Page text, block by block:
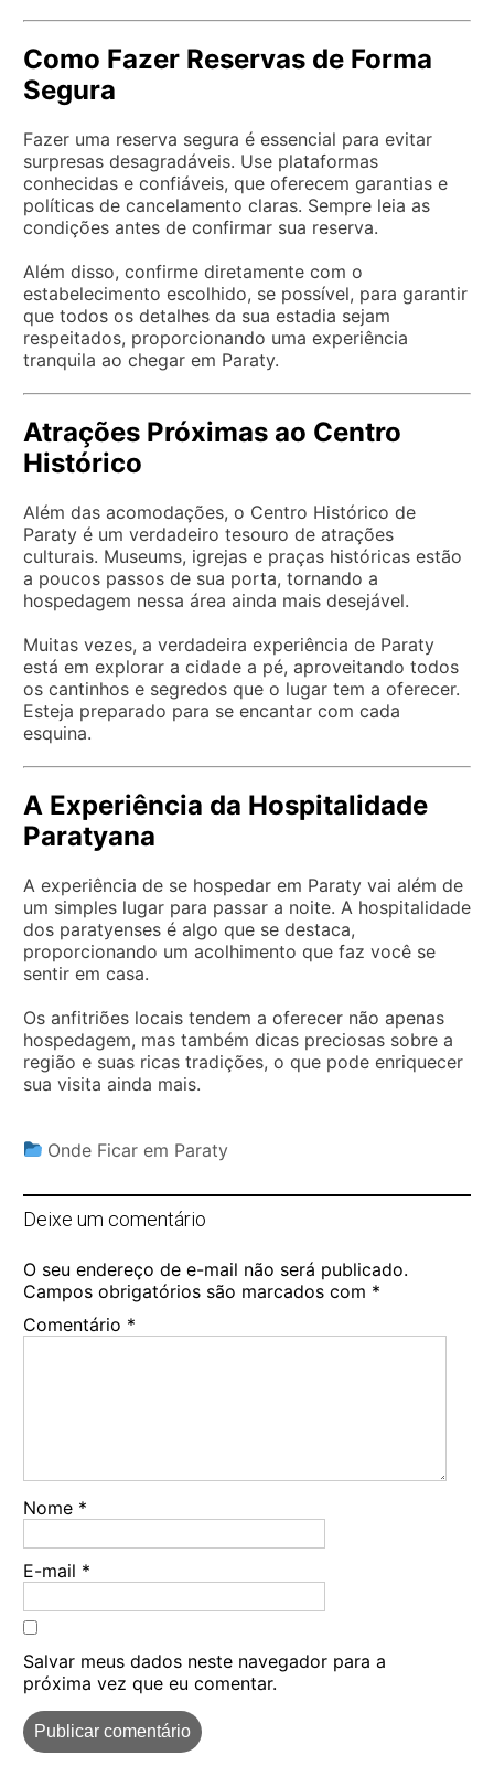
Como Fazer Reservas de Forma
Segura
Fazer uma reserva segura é essencial para evitar
surpresas desagradáveis. Use plataformas
conhecidas e confiáveis, que oferecem garantias e
políticas de cancelamento claras. Sempre leia as
condições antes de confirmar sua reserva.
Além disso, confirme diretamente com o
estabelecimento escolhido, se possível, para garantir
que todos os detalhes da sua estadia sejam
respeitados, proporcionando uma experiência
tranquila ao chegar em Paraty.
Atrações Próximas ao Centro
Histórico
Além das acomodações, o Centro Histórico de
Paraty é um verdadeiro tesouro de atrações
culturais. Museums, igrejas e praças históricas estão
a poucos passos de sua porta, tornando a
hospedagem nessa área ainda mais desejável.
Muitas vezes, a verdadeira experiência de Paraty
está em explorar a cidade a pé, aproveitando todos
os cantinhos e segredos que o lugar tem a oferecer.
Esteja preparado para se encantar com cada
esquina.
A Experiência da Hospitalidade
Paratyana
A experiência de se hospedar em Paraty vai além de
um simples lugar para passar a noite. A hospitalidade
dos paratyenses é algo que se destaca,
proporcionando um acolhimento que faz você se
sentir em casa.
Os anfitriões locais tendem a oferecer não apenas
hospedagem, mas também dicas preciosas sobre a
região e suas ricas tradições, o que pode enriquecer
sua visita ainda mais.
Onde Ficar em Paraty
Deixe um comentário
O seu endereço de e-mail não será publicado.
Campos obrigatórios são marcados com *
Comentário *
Nome *
E-mail *
Salvar meus dados neste navegador para a
próxima vez que eu comentar.